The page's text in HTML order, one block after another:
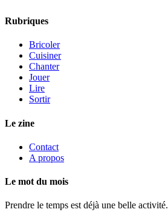
Rubriques
Bricoler
Cuisiner
Chanter
Jouer
Lire
Sortir
Le zine
Contact
A propos
Le mot du mois
Prendre le temps est déjà une belle activité.